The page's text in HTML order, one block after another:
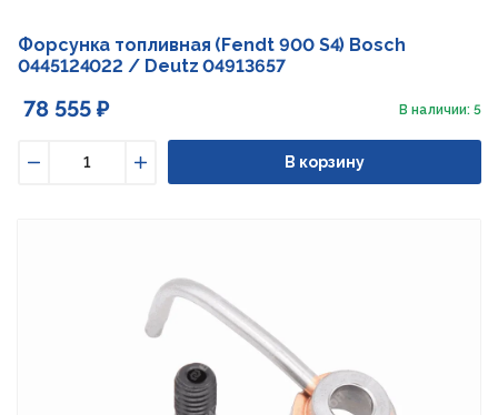
Форсунка топливная (Fendt 900 S4) Bosch
0445124022 / Deutz 04913657
78 555 ₽ В наличии: 5
Увеличить
В корзину